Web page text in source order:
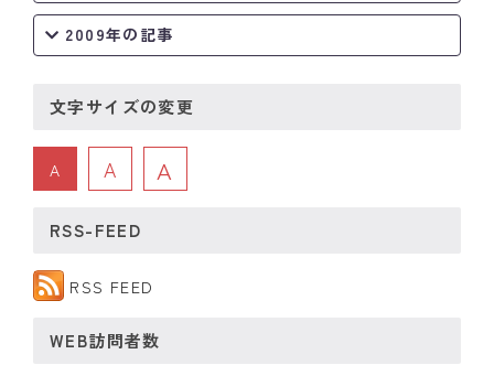
2009年の記事
文字サイズの変更
A A A
RSS-FEED
RSS FEED
WEB訪問者数